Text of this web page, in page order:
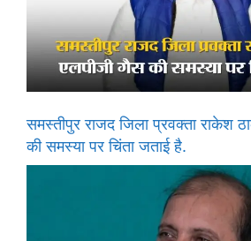
समस्तीपुर राजद जिला प्रवक्ता राकेश
की समस्या पर चिंता जताई है.